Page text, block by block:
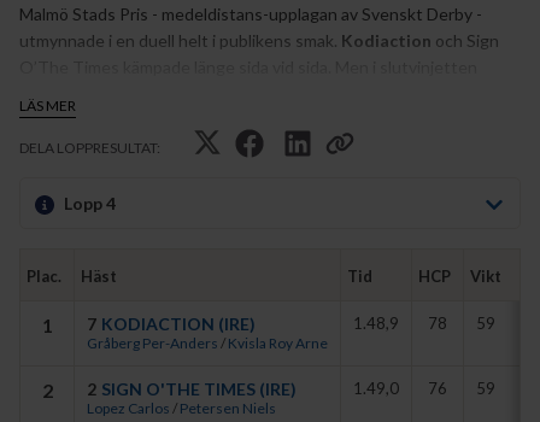
Malmö Stads Pris - medeldistans-upplagan av Svenskt Derby -
utmynnade i en duell helt i publikens smak. Kodiaction och Sign
och avgjorde med en hals. Roy Arne Kvisla tränar Stall Poulards
irlandsimport.
första sväng. Men sedan kopplade han av fint utvändigt om
Redan i ingången till första sväng avancerade Kodiaction fram och
tog positionen utvändigt om ledande Sign O’The Times. De båda
hästarna följde sedan varandra genom hela slutsvängen och in
150 meter kvar var utgången fortfarande oviss. Det var först i de
LÄS MER
DELA LOPPRESULTAT:
Lopp 4
Plac. Häst Tid HCP Vikt
1 7 KODIACTION (IRE)
Gråberg Per-Anders / Kvisla Roy Arne
1.48,9 78 59
2 2 SIGN O'THE TIMES (IRE)
Lopez Carlos / Petersen Niels
1.49,0 76 59